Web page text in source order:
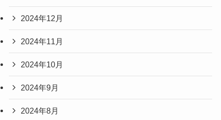
2024年12月
2024年11月
2024年10月
2024年9月
2024年8月